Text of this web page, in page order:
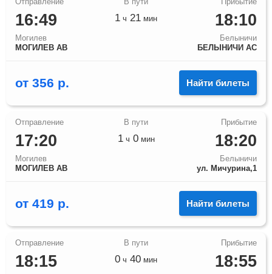
16:49
Могилев
МОГИЛЕВ АВ
18:10
Белыничи
БЕЛЫНИЧИ АС
1 ч 21 мин
от 356 р. Найти билеты
17:20
Могилев
МОГИЛЕВ АВ
18:20
Белыничи
ул. Мичурина,1
1ч 0мин
от 419 р. Найти билеты
18:15 18:55
0 ч 40 мин